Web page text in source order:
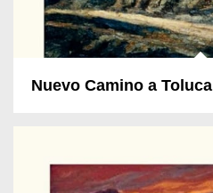
Nuevo Camino a Toluca